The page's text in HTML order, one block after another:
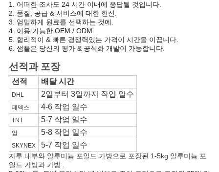
1. 어떠한 조사도 24 시간 이내에 응답될 것입니다.
2. 품질, 공급 & 서비스에 대한 헌신.
3. 엄밀하게 원료를 선택하는 것에.
4. 이용 가능한 OEM / ODM.
5. 합리적이 & 빠른 경쟁력있는 가격이 시간을 이끕니다.
6. 샘플은 당신의 평가 & 공식화 개발이 가능합니다.
선적과 포장
선적 배달 시간
DHL 2일부터 3일까지 작업 일수
페덱스 4-6 작업 일수
TNT 5-7 작업 일수
업 5-8 작업 일수
SKYNEX 5-7 작업 일수
자루 내부와 알루미늄 포일드 가방으로 포장된 1-5kg 알루미늄 포
일드 가방과 가방 .